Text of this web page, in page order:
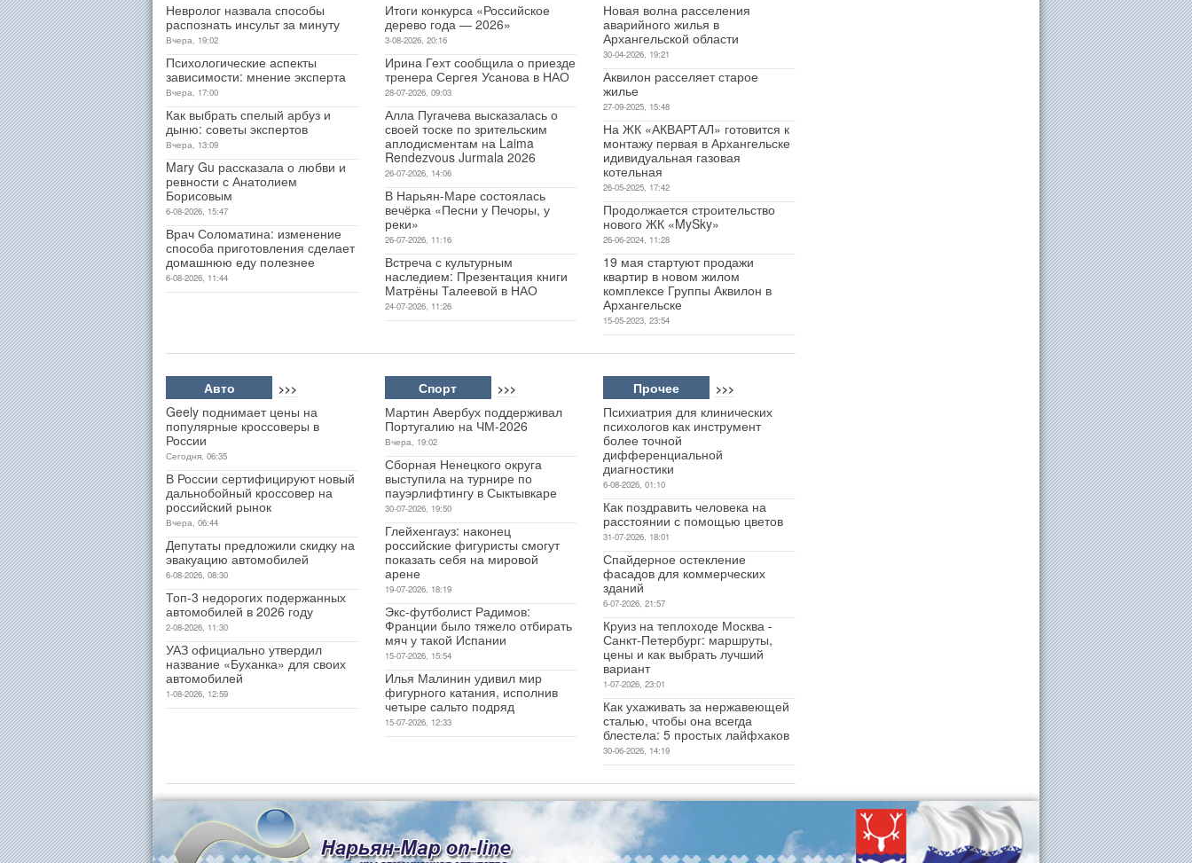
Невролог назвала способы
распознать инсульт за минуту
Вчера, 19:02
Психологические аспекты
зависимости: мнение эксперта
Вчера, 17:00
Как выбрать спелый арбуз и
дыню: советы экспертов
Вчера, 13:09
Mary Gu рассказала о любви и
ревности с Анатолием
Борисовым
6-08-2026, 15:47
Врач Соломатина: изменение
способа приготовления сделает
домашнюю еду полезнее
6-08-2026, 11:44
Итоги конкурса «Российское
дерево года — 2026»
3-08-2026, 20:16
Ирина Гехт сообщила о приезде
тренера Сергея Усанова в НАО
28-07-2026, 09:03
Алла Пугачева высказалась о
своей тоске по зрительским
аплодисментам на Laima
Rendezvous Jurmala 2026
26-07-2026, 14:06
В Нарьян-Маре состоялась
вечёрка «Песни у Печоры, у
реки»
26-07-2026, 11:16
Встреча с культурным
наследием: Презентация книги
Матрёны Талеевой в НАО
24-07-2026, 11:26
Новая волна расселения
аварийного жилья в
Архангельской области
30-04-2026, 19:21
Аквилон расселяет старое
жилье
27-09-2025, 15:48
На ЖК «АКВАРТАЛ» готовится к
монтажу первая в Архангельске
идивидуальная газовая
котельная
26-05-2025, 17:42
Продолжается строительство
нового ЖК «MySky»
26-06-2024, 11:28
19 мая стартуют продажи
квартир в новом жилом
комплексе Группы Аквилон в
Архангельске
15-05-2023, 23:54
Авто >>>
Geely поднимает цены на
популярные кроссоверы в
России
Сегодня, 06:35
В России сертифицируют новый
дальнобойный кроссовер на
российский рынок
Вчера, 06:44
Депутаты предложили скидку на
эвакуацию автомобилей
6-08-2026, 08:30
Топ-3 недорогих подержанных
автомобилей в 2026 году
2-08-2026, 11:30
УАЗ официально утвердил
название «Буханка» для своих
автомобилей
1-08-2026, 12:59
Спорт >>>
Мартин Авербух поддерживал
Португалию на ЧМ-2026
Вчера, 19:02
Сборная Ненецкого округа
выступила на турнире по
пауэрлифтингу в Сыктывкаре
30-07-2026, 19:50
Глейхенгауз: наконец
российские фигуристы смогут
показать себя на мировой
арене
19-07-2026, 18:19
Экс-футболист Радимов:
Франции было тяжело отбирать
мяч у такой Испании
15-07-2026, 15:54
Илья Малинин удивил мир
фигурного катания, исполнив
четыре сальто подряд
15-07-2026, 12:33
Прочее >>>
Психиатрия для клинических
психологов как инструмент
более точной
дифференциальной
диагностики
6-08-2026, 01:10
Как поздравить человека на
расстоянии с помощью цветов
31-07-2026, 18:01
Спайдерное остекление
фасадов для коммерческих
зданий
6-07-2026, 21:57
Круиз на теплоходе Москва -
Санкт-Петербург: маршруты,
цены и как выбрать лучший
вариант
1-07-2026, 23:01
Как ухаживать за нержавеющей
сталью, чтобы она всегда
блестела: 5 простых лайфхаков
30-06-2026, 14:19